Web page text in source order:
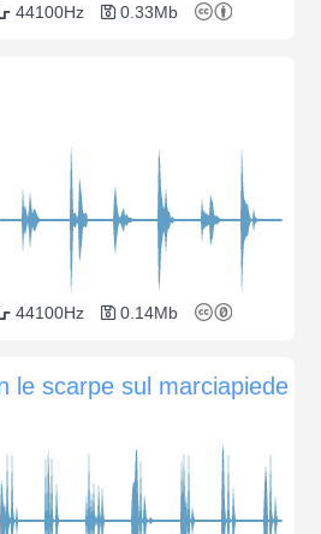
44100Hz 0.33Mb
44100Hz 0.14Mb
le scarpe sul marciapiede